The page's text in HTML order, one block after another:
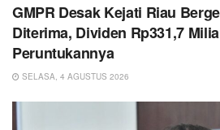
GMPR Desak Kejati Riau
Diterima, Dividen Rp331,7
Peruntukannya
SELASA, 4 AGUSTUS 2026